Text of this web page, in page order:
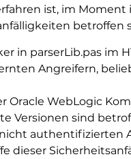
ist, im
betroffen
in parserLib.pas im
Angreifern,
Oracle WebLogic
sind betroffen
authentifizierten
dieser